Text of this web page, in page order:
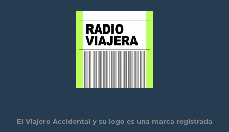
El Viajero Accidental y su logo es una marca registrada